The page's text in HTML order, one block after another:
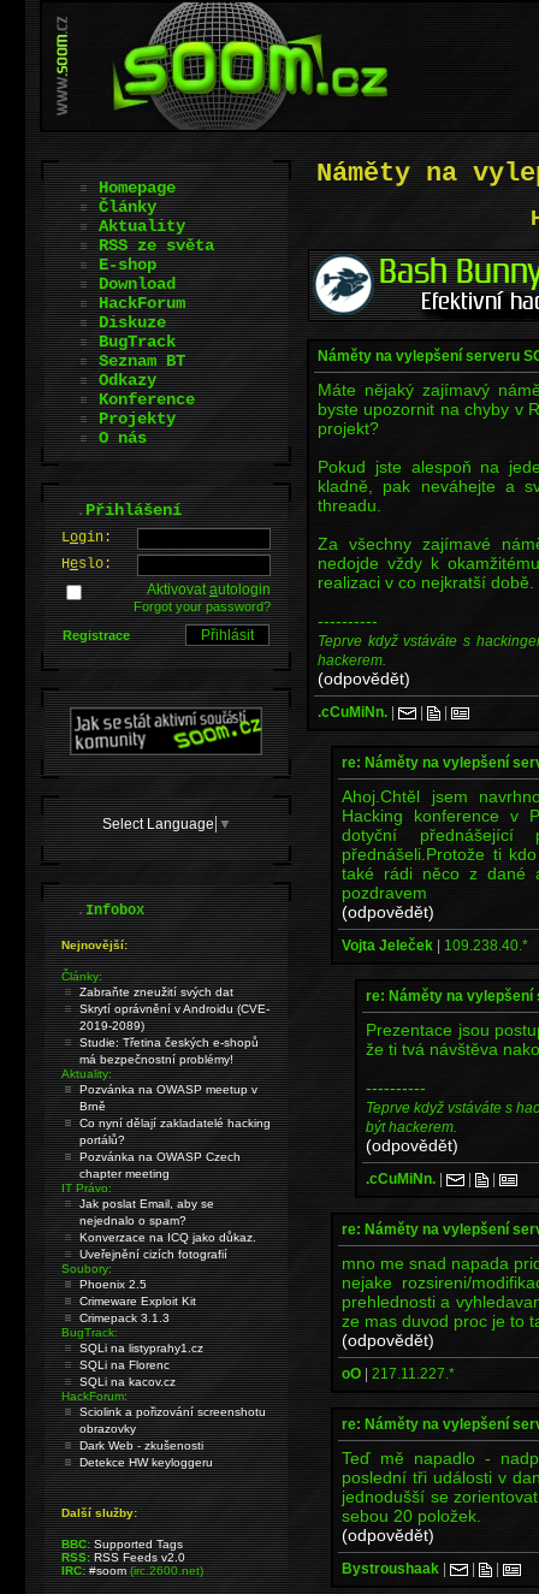
Náměty na
Náměty na vylepšení serveru
Máte nějaký zajímavý
byste upozornit na chyby v
projekt?
Pokud jste alespoň na
kladně, pak neváhejte a
threadu.
Za všechny zajímavé
nedojde vždy k
realizaci v co nejkratší době.
----------
Teprve když vstáváte s
hackerem.
(odpovědět)
.cCuMiNn. | | |
re: Náměty na vylepšení
Ahoj.Chtěl jsem
Hacking konference v
dotyční
přednášeli.Protože ti
také rádi něco z dané
pozdravem
(odpovědět)
Vojta Jeleček | 109.238.40.*
re: Náměty na vylepšení
Prezentace jsou
že ti tvá návštěva
----------
Teprve když vstáváte s
být hackerem.
(odpovědět)
.cCuMiNn. | | |
re: Náměty na vylepšení
mno me snad napada
nejake rozsireni/
prehlednosti a
ze mas duvod proc je to
(odpovědět)
oO | 217.11.227.*
re: Náměty na vylepšení
Teď mě napadlo -
poslední tři události v
jednodušší se
sebou 20 položek.
(odpovědět)
Bystroushaak | | |
Homepage
Články
Aktuality
RSS ze světa
E-shop
Download
HackForum
Diskuze
BugTrack
Seznam BT
Odkazy
Konference
Projekty
O nás
.Přihlášení
Login:
Heslo:
Aktivovatautologin
Forgot your password?
Registrace
Select Language ▼
.Infobox
Nejnovější:
Články:
Zabraňte zneužití svých dat
Skrytí oprávnění v Androidu (CVE-
2019-2089)
Studie: Třetina českých e-shopů
má bezpečnostní problémy!
Aktuality:
Pozvánka na OWASP meetup v
Brně
Co nyní dělají zakladatelé hacking
portálů?
Pozvánka na OWASP Czech
chapter meeting
IT Právo:
Jak poslat Email, aby se
nejednalo o spam?
Konverzace na ICQ jako důkaz.
Uveřejnění cizích fotografií
Soubory:
Phoenix 2.5
Crimeware Exploit Kit
Crimepack 3.1.3
BugTrack:
SQLi na listyprahy1.cz
SQLi na Florenc
SQLi na kacov.cz
HackForum:
Sciolink a pořizování screenshotu
obrazovky
Dark Web - zkušenosti
Detekce HW keyloggeru
Další služby:
BBC: Supported Tags
RSS: RSS Feeds v2.0
IRC: #soom(irc.2600.net)